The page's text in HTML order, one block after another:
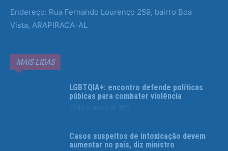
Endereço: Rua Fernando Lourenço 259, bairro Boa
Vista, ARAPIRACA-AL
MAIS LIDAS
LGBTQIA+: encontro defende políticas
púbicas para combater violência
22 de outubro de 2025
Casos suspeitos de intoxicação devem
aumentar no país, diz ministro